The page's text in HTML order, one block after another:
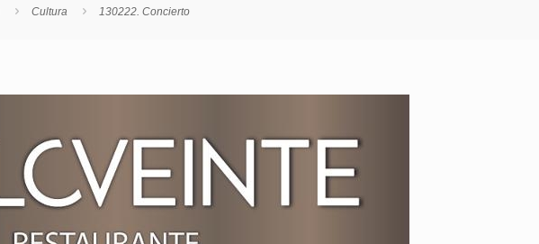
Cultura 130222. Concierto